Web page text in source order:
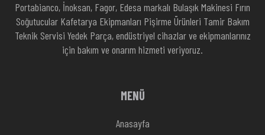
Portabianco, İnoksan, Fagor, Edesa markalı Bulaşık Makinesi Fırın
Soğutucular Kafetarya Ekipmanları Pişirme Ürünleri Tamir Bakım
Teknik Servisi Yedek Parça, endüstriyel cihazlar ve ekipmanlarınız
için bakım ve onarım hizmeti veriyoruz.
MENÜ
Anasayfa